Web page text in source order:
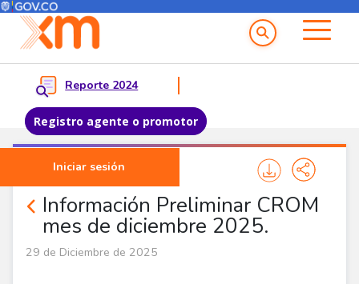
Pasar al contenido principal
Menú del Usuario
Reporte 2024
Registro agente o promotor
Iniciar sesión
Menu principal
Información Preliminar CROM
mes de diciembre 2025.
Noticias Agentes
29 de Diciembre de 2025